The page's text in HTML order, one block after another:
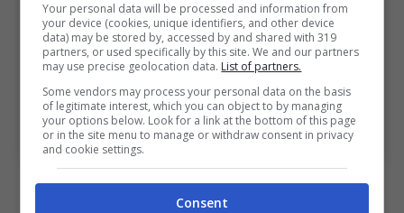
Bologna: Castro migliore in campo. Holm e Miranda
decisivi. Bologna Sport News (Photo by Emmanuele
Ciancaglini/Getty Images Via OneFootball)
A fare da contraltare allo svedese nelle ultime
Your personal data will be processed and information from
your device (cookies, unique identifiers, and other device
data) may be stored by, accessed by and shared with 319
partners, or used specifically by this site. We and our partners
may use precise geolocation data. List of partners.
Some vendors may process your personal data on the basis
of legitimate interest, which you can object to by managing
your options below. Look for a link at the bottom of this page
or in the site menu to manage or withdraw consent in privacy
and cookie settings.
Consent